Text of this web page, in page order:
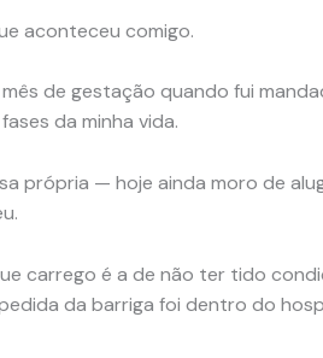
aconteceu comigo.
de gestação quando fui
da minha vida.
própria — hoje ainda moro de
carrego é a de não ter tido
da barriga foi dentro do